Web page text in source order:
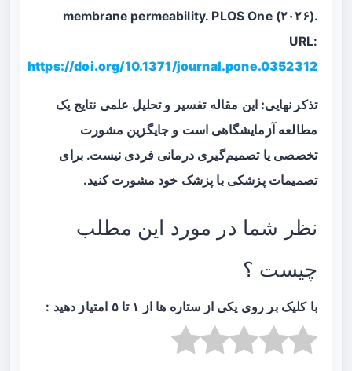
membrane permeability. PLOS One (۲۰۲۶).
URL:
https://doi.org/10.1371/journal.pone.0352312
تذکر نهایی: این مقاله تفسیر و تحلیل علمی نتایج یک
مطالعه آزمایشگاهی است و جایگزین مشورت
تخصصی یا تصمیم‌گیری درمانی فردی نیست. برای
تصمیمات پزشکی با پزشک خود مشورت کنید.
نظر شما در مورد این مطلب
چیست ؟
با کلیک بر روی یکی از ستاره ها از ۱ تا ۵ امتیاز دهید :